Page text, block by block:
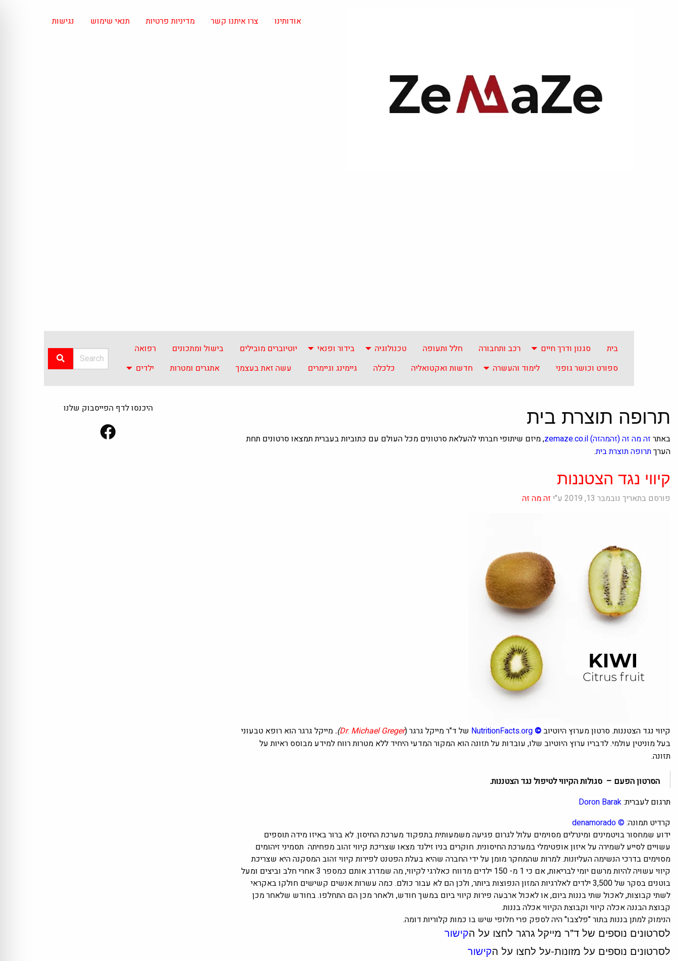
אודותינו צרו איתנו קשר מדיניות פרטיות תנאי שימוש נגישות
בית סגנון ודרך חיים רכב ותחבורה חלל ותעופה טכנולוגיה בידור ופנאי יוטיוברים מובילים בישול ומתכונים
רפואה
ספורט וכושר גופני
לימוד והעשרה חדשות ואקטואליה כלכלה גיימינג וגיימרים עשה זאת בעצמך אתגרים ומטרות ילדים
תרופה תוצרת בית
באתר זה מה זה(זהמהזה)zemaze.co.il, מיזם שיתופי חברתי להעלאת סרטונים מכל העולם עם כתוביות בעברית תמצאו סרטונים תחת
הערךתרופה תוצרת בית.
קיווי נגד הצטננות
פורסם בתאריך נובמבר 13, 2019 ע"י זה מה זה
קיווי נגד הצטננות.סרטון מערוץ היוטיוב©
NutritionFacts.org של ד"ר מייקל גרגר(
Dr. Michael Greger
)
. מייקל גרגר הוא רופא טבעוני
בעל מוניטין עולמי. לדבריו ערוץ היוטיוב שלו, עובדות על תזונה הוא המקור המדעי היחיד ללא מטרות רווח למידע מבוסס ראיות על
תזונה.
הסרטון הפעם – סגולות הקיווי לטיפול נגד הצטננות.
תרגום לעברית:
קרדיט תמונה:© denamorado
ידוע שמחסור בויטמינים ומינרלים מסוימים עלול לגרום פגיעה משמעותית בתפקוד מערכת החיסון. לא ברור באיזו מידה תוספים
עשויים לסייע לשמירה על איזון אופטימלי במערכת החיסונית. חוקרים בניו זילנד מצאו שצריכת קיווי זהוב מפחיתה תסמיני זיהומים
מסוימים בדרכי הנשימה העליונות. למרות שהמחקר מומן על ידי החברה שהיא בעלת הפטנט לפירות קיווי זהוב המסקנה היא שצריכת
קיווי עשויה להיות מרשם יומי לבריאות, אם כי 1 מ- 150 ילדים מדווח כאלרגי לקיווי, מה שמדרג אותם כמספר 3 אחרי חלב וביצים ומעל
בוטנים בסקר של 3,500 ילדים לאלרגיות המזון הנפוצות ביותר, ולכן הם לא עבור כולם. כמה עשרות אנשים קשישים חולקו באקראי
לשתי קבוצות, לאכול שתי בננות ביום, או לאכול ארבעה פירות קיווי ביום במשך חודש, ולאחר מכן הם התחלפו. בחודש שלאחר מכן
קבוצת הבננה אכלה קיווי וקבוצת הקיווי אכלה בננות.
הנימוק למתן בננות בתור "פלצבו" היה לספק פרי חלופי שיש בו כמות קלוריות דומה.
לסרטונים נוספים של ד"ר מייקל גרגר לחצו על הקישור
לסרטונים נוספים על מזונות-על לחצו על הקישור
היכנסו לדף הפייסבוק שלנו
Facebook